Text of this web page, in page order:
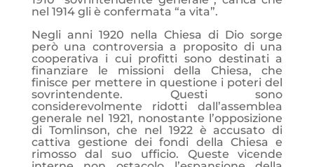
nel 1914 gli è confermata “a vita”.
Negli anni 1920 nella Chiesa di Dio sorge
però una controversia a proposito di una
cooperativa i cui profitti sono destinati a
finanziare le missioni della Chiesa, che
finisce per mettere in questione i poteri del
sovrintendente. Questi sono
considerevolmente ridotti dall’assemblea
generale nel 1921, nonostante l’opposizione
di Tomlinson, che nel 1922 è accusato di
cattiva gestione dei fondi della Chiesa e
rimosso dal suo ufficio. Queste vicende